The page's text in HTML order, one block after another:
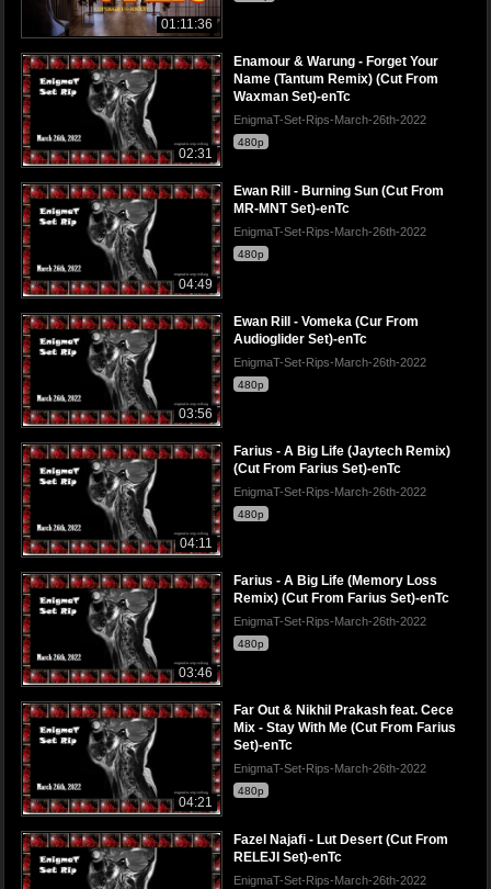
01:11:36
02:31
Enamour & Warung - Forget Your
Name (Tantum Remix) (Cut From
Waxman Set)-enTc
EnigmaT-Set-Rips-March-26th-2022
480p
04:49
Ewan Rill - Burning Sun (Cut From
MR-MNT Set)-enTc
EnigmaT-Set-Rips-March-26th-2022
480p
03:56
Ewan Rill - Vomeka (Cur From
Audioglider Set)-enTc
EnigmaT-Set-Rips-March-26th-2022
480p
04:11
Farius - A Big Life (Jaytech Remix)
(Cut From Farius Set)-enTc
EnigmaT-Set-Rips-March-26th-2022
480p
03:46
Farius - A Big Life (Memory Loss
Remix) (Cut From Farius Set)-enTc
EnigmaT-Set-Rips-March-26th-2022
480p
04:21
Far Out & Nikhil Prakash feat. Cece
Mix - Stay With Me (Cut From Farius
Set)-enTc
EnigmaT-Set-Rips-March-26th-2022
480p
Fazel Najafi - Lut Desert (Cut From
RELEJI Set)-enTc
EnigmaT-Set-Rips-March-26th-2022